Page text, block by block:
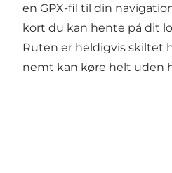
en GPX-fil til din
kort du kan hente på dit
Ruten er heldigvis skiltet
nemt kan køre helt uden